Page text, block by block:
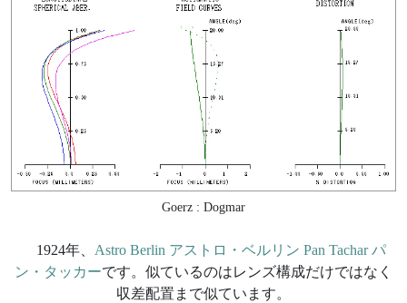
Goerz : Dogmar
1924年、 Astro Berlin アストロ・ベルリン Pan Tachar パ
ン・タッカーです。似ているのはレンズ構成だけではなく
収差配置まで似ています。